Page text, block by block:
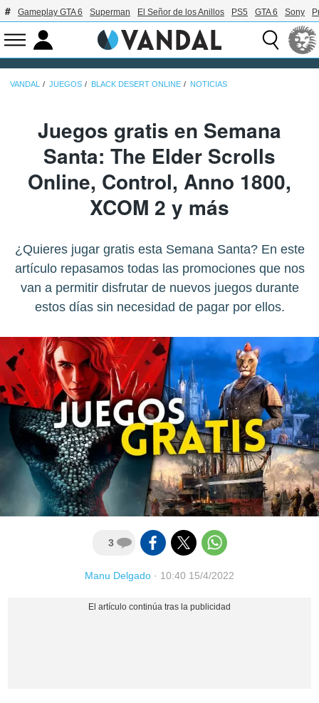
Gameplay GTA 6 Superman El Señor de los Anillos PS5 GTA 6 Sony
VANDAL JUEGOS BLACK DESERT ONLINE NOTICIAS
Juegos gratis en Semana
Santa: The Elder Scrolls
Online, Control, Anno 1800,
XCOM 2 y más
¿Quieres jugar gratis esta Semana Santa? En este
artículo repasamos todas las promociones que nos
van a permitir disfrutar de nuevos juegos durante
estos días sin necesidad de pagar por ellos.
3
Manu Delgado · 10:40 15/4/2022